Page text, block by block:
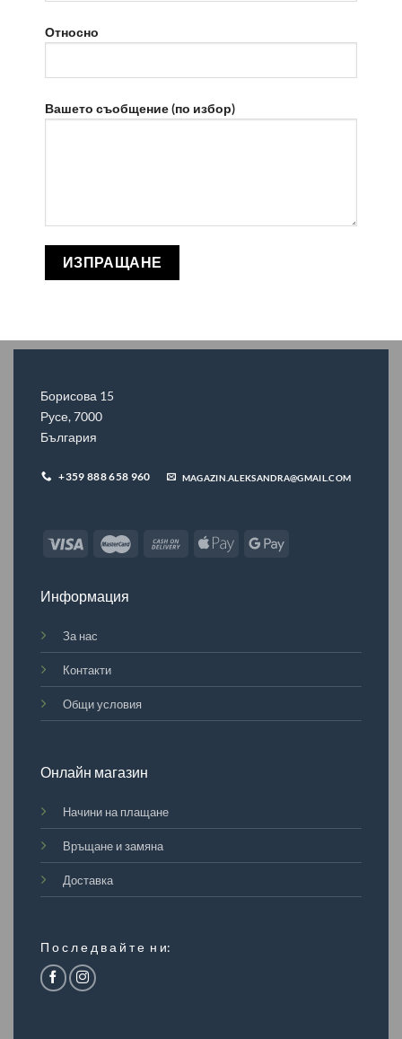
Относно
Вашето съобщение (по избор)
Борисова 15
Русе, 7000
България
+359 888 658 960 MAGAZIN.ALEKSANDRA@GMAIL.COM
Информация
За нас
Контакти
Общи условия
Онлайн магазин
Начини на плащане
Връщане и замяна
Доставка
П о с л е д в а й т е н и: